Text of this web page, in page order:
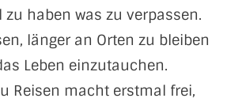
zu haben was zu verpassen.
länger an Orten zu bleiben
Leben einzutauchen.
Reisen macht erstmal frei,